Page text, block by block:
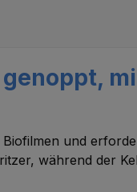
und
während der